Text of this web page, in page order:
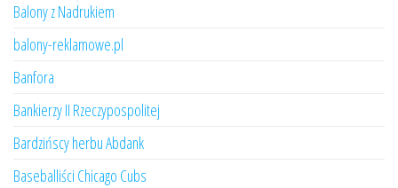
Balony z Nadrukiem
balony-reklamowe.pl
Banfora
Bankierzy II Rzeczypospolitej
Bardzińscy herbu Abdank
Baseballiści Chicago Cubs